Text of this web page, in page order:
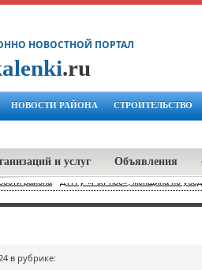
НОВОСТНОЙ ПОРТАЛ
.ru
НОВОСТИ РАЙОНА СТРОИТЕЛЬСТВО
и услуг Объявления
района ДТП у «FixPrice», женщина не
в рубрике: